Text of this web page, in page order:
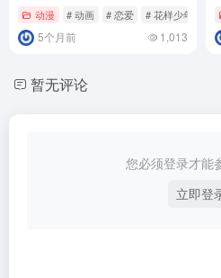
动漫 # 动画 # 恋爱 # 花样少年少女
5个月前 1,013
暂无评论
您必须登录才能
立即登